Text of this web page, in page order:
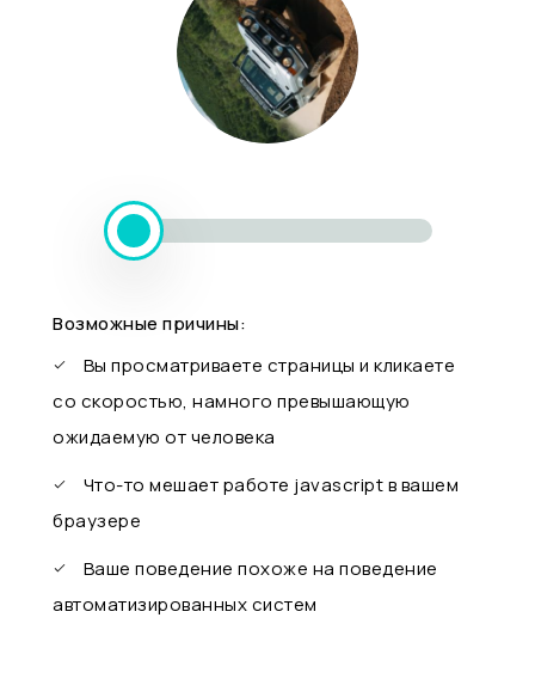
Возможные причины:
Вы просматриваете страницы и кликаете
со скоростью, намного превышающую
ожидаемую от человека
Что-то мешает работе javascript в вашем
браузере
Ваше поведение похоже на поведение
автоматизированных систем